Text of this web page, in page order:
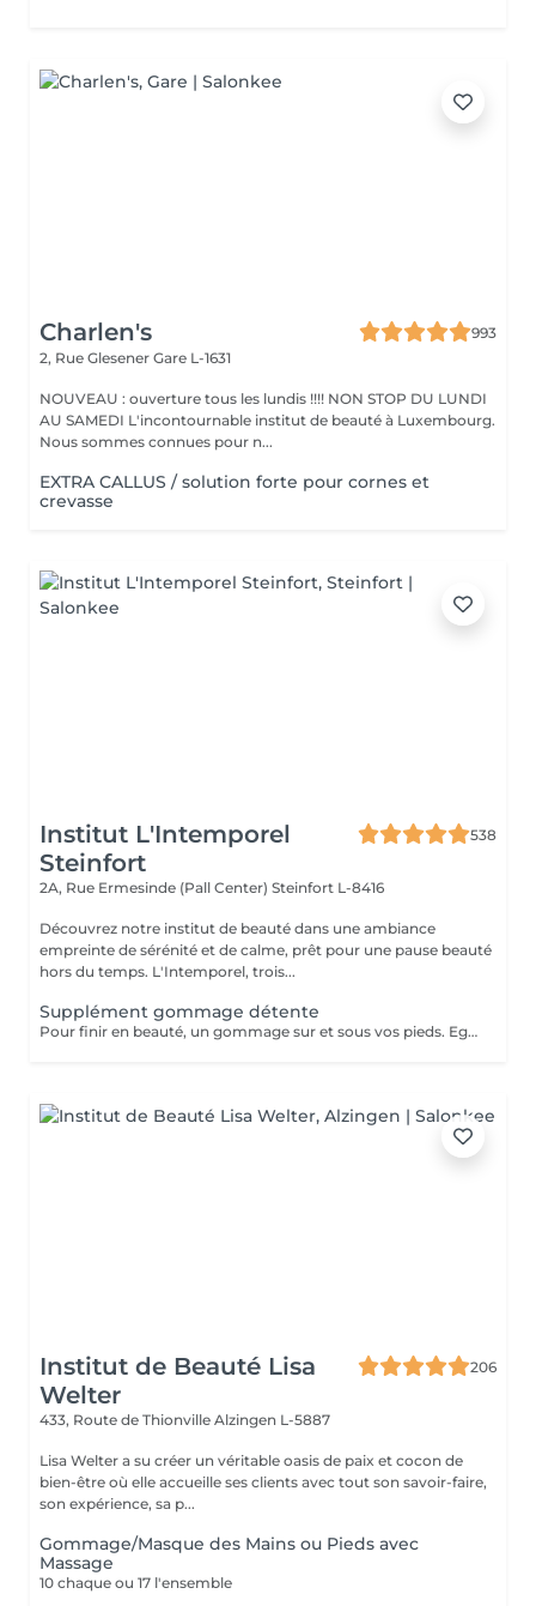
Charlen's
993
2, Rue Glesener Gare L-1631
NOUVEAU : ouverture tous les lundis !!!! NON STOP DU LUNDI
AU SAMEDI L'incontournable institut de beauté à Luxembourg.
Nous sommes connues pour n...
EXTRA CALLUS / solution forte pour cornes et
crevasse
Institut L'Intemporel
Steinfort
538
2A, Rue Ermesinde (Pall Center) Steinfort L-8416
Découvrez notre institut de beauté dans une ambiance
empreinte de sérénité et de calme, prêt pour une pause beauté
hors du temps. L'Intemporel, trois...
Supplément gommage détente
Pour finir en beauté, un gommage sur et sous vos pieds. Egalement entre les orteils. Pour une meilleure pénétration de la crème pieds. Uniquement avec un service de beauté des pieds / pédicure effectué à l'institut le même jour.
Institut de Beauté Lisa
Welter
206
433, Route de Thionville Alzingen L-5887
Lisa Welter a su créer un véritable oasis de paix et cocon de
bien-être où elle accueille ses clients avec tout son savoir-faire,
son expérience, sa p...
Gommage/Masque des Mains ou Pieds avec
Massage
10 chaque ou 17 l'ensemble